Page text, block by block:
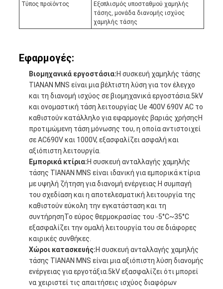
Τύπος προϊόντος
Εξοπλισμός υποσταθμού χαμηλής
τάσης, μονάδα διανομής ισχύος
χαμηλής τάσης
Εφαρμογές:
Βιομηχανικά εργοστάσια:Η συσκευή χαμηλής τάσης
TIANAN MNS είναι μια βέλτιστη λύση για τον έλεγχο
και τη διανομή ισχύος σε βιομηχανικά εργοστάσια.5kV
και ονομαστική τάση λειτουργίας Ue 400V 690V AC το
καθιστούν κατάλληλο για εφαρμογές βαριάς χρήσηςΗ
προτιμώμενη τάση μόνωσης του, η οποία αντιστοιχεί
σε AC690V και 1000V, εξασφαλίζει ασφαλή και
αξιόπιστη λειτουργία.
Εμπορικά κτίρια:Η συσκευή ανταλλαγής χαμηλής
τάσης TIANAN MNS είναι ιδανική για εμπορικά κτίρια
με υψηλή ζήτηση για διανομή ενέργειας.Η συμπαγή
του σχεδίαση και η αποτελεσματική λειτουργία της
καθιστούν εύκολη την εγκατάσταση και τη
συντήρησηΤο εύρος θερμοκρασίας του -5°C~35°C
εξασφαλίζει την ομαλή λειτουργία του σε διάφορες
καιρικές συνθήκες.
Χώροι κατασκευής:Η συσκευή ανταλλαγής χαμηλής
τάσης TIANAN MNS είναι μια αξιόπιστη λύση διανομής
ενέργειας για εργοτάξια.5kV εξασφαλίζει ότι μπορεί
να χειριστεί τις απαιτήσεις ισχύος διαφόρων